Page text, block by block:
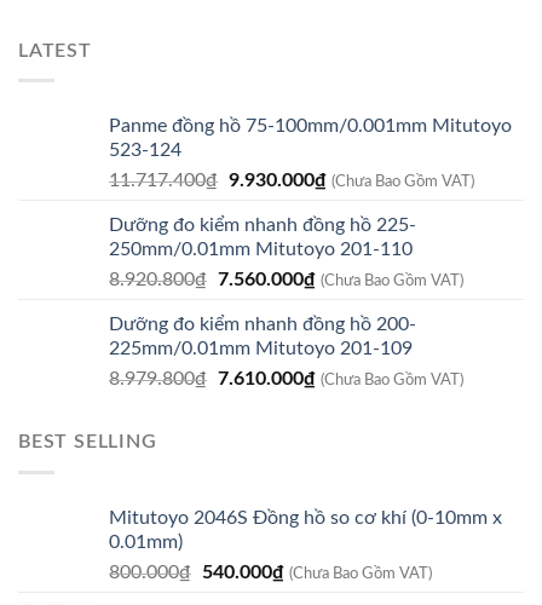
LATEST
Panme đồng hồ 75-100mm/0.001mm Mitutoyo
523-124
11.717.400₫ Giá
là:
11.717.400₫.
9.930.000₫Giá
tại
là:
9.930.000₫.
(Chưa Bao Gồm VAT)
Dưỡng đo kiểm nhanh đồng hồ 225-
250mm/0.01mm Mitutoyo 201-110
8.920.800₫ Giá
là:
8.920.800₫.
7.560.000₫Giá
tại
là:
7.560.000₫.
(Chưa Bao Gồm VAT)
Dưỡng đo kiểm nhanh đồng hồ 200-
225mm/0.01mm Mitutoyo 201-109
8.979.800₫ Giá
7.610.000₫Giá
(Chưa Bao Gồm VAT)
BEST SELLING
Mitutoyo 2046S Đồng hồ so cơ khí (0-10mm x
0.01mm)
800.000₫
Giá
540.000₫Giá
(Chưa Bao Gồm VAT)